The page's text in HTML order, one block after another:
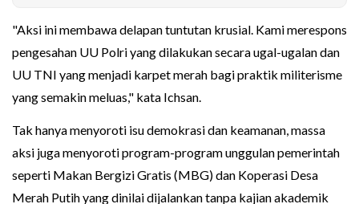
"Aksi ini membawa delapan tuntutan krusial. Kami merespons
pengesahan UU Polri yang dilakukan secara ugal-ugalan dan
UU TNI yang menjadi karpet merah bagi praktik militerisme
yang semakin meluas," kata Ichsan.
Tak hanya menyoroti isu demokrasi dan keamanan, massa
aksi juga menyoroti program-program unggulan pemerintah
seperti Makan Bergizi Gratis (MBG) dan Koperasi Desa
Merah Putih yang dinilai dijalankan tanpa kajian akademik